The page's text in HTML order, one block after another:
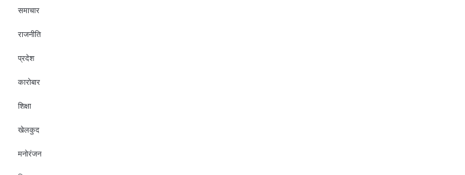
समाचार
राजनीति
प्रदेश
कारोबार
शिक्षा
खेलकुद
मनोरंजन